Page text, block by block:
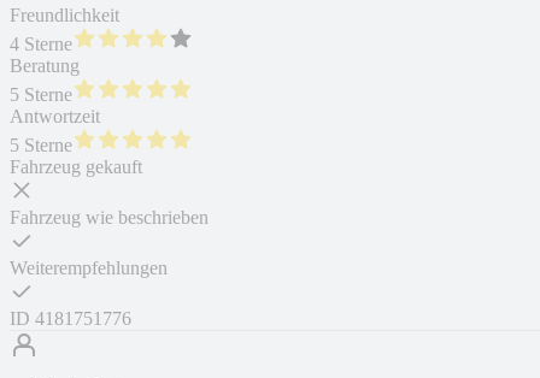
Freundlichkeit
4 Sterne
Beratung
5 Sterne
Antwortzeit
5 Sterne
Fahrzeug gekauft
Fahrzeug wie beschrieben
Weiterempfehlungen
ID 4181751776